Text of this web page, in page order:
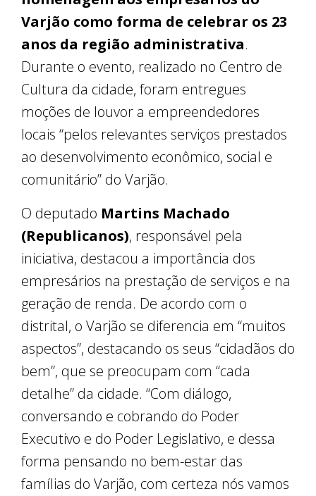
Varjão como forma de celebrar os 23
anos da região administrativa.
Durante o evento, realizado no Centro de
Cultura da cidade, foram entregues
moções de louvor a empreendedores
locais “pelos relevantes serviços prestados
ao desenvolvimento econômico, social e
comunitário” do Varjão.
O deputado Martins Machado
(Republicanos), responsável pela
iniciativa, destacou a importância dos
empresários na prestação de serviços e na
geração de renda. De acordo com o
distrital, o Varjão se diferencia em “muitos
aspectos”, destacando os seus “cidadãos do
bem”, que se preocupam com “cada
detalhe” da cidade. “Com diálogo,
conversando e cobrando do Poder
Executivo e do Poder Legislativo, e dessa
forma pensando no bem-estar das
famílias do Varjão, com certeza nós vamos